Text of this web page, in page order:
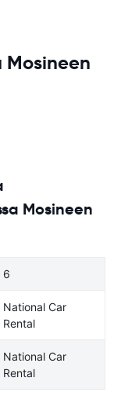
Mosineen
6
National Car
Rental
National Car
Rental